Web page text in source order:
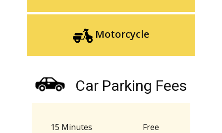
Motorcycle
Car Parking Fees
15 Minutes Free